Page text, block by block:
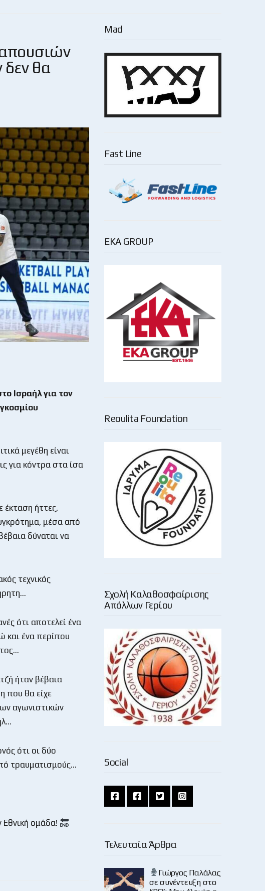
δεν θα
Ισραήλ για τον
μεγέθη είναι
για κόντρα στα ίσα
έκταση ήττες,
μέσα από
δύναται να
τεχνικός
ότι αποτελεί ένα
και ένα περίπου
ήταν βέβαια
που θα είχε
αγωνιστικών
ότι οι δύο
τραυματισμούς…
Εθνική ομάδα!
Mad
Fast Line
EKA GROUP
Reoulita Foundation
Σχολή Καλαθοσφαίρισης
Απόλλων Γερίου
Social
Τελευταία Άρθρα
Γιώργος Παλάλας
σε συνέντευξη στο